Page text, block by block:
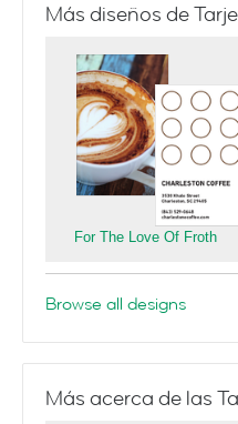
Más diseños de
For The Love Of Froth
Browse all designs
Más acerca de las